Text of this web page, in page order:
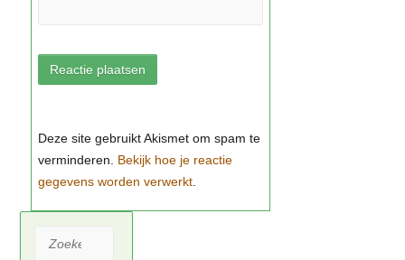
Bekijk hoe je reactie
gegevens worden verwerkt
Zoeken